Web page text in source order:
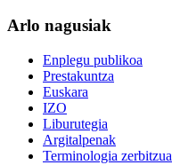
Arlo nagusiak
Enplegu publikoa
Prestakuntza
Euskara
IZO
Liburutegia
Argitalpenak
Terminologia zerbitzua